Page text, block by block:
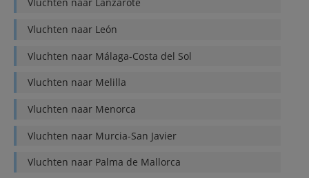
Vluchten naar Lanzarote
Vluchten naar León
Vluchten naar Málaga-Costa del Sol
Vluchten naar Melilla
Vluchten naar Menorca
Vluchten naar Murcia-San Javier
Vluchten naar Palma de Mallorca